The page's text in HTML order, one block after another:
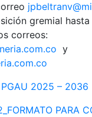
gremial hasta
correos:
y
2025 – 2036
PARA